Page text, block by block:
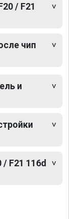
/ F21
чип
и
F21 116d